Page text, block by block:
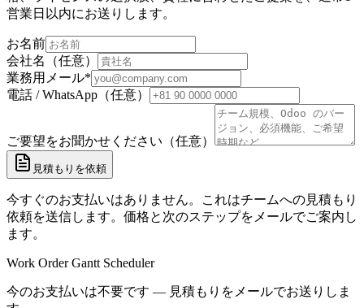
営業日以内にお送りします。
お名前
会社名（任意）
業務用メール*
電話 / WhatsApp（任意）
ご要望をお聞かせください（任意）
見積もりを依頼
今すぐのお支払いはありません。これはチームへの見積もり
依頼を送信します。価格と次のステップをメールでご案内し
ます。
Work Order Gantt Scheduler
今のお支払いは不要です — 見積もりをメールでお送りしま